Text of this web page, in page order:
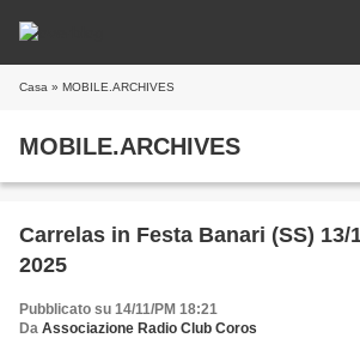
Casa » MOBILE.ARCHIVES
MOBILE.ARCHIVES
Carrelas in Festa Banari (SS) 13/
2025
Pubblicato su 14/11/PM 18:21
Da Associazione Radio Club Coros